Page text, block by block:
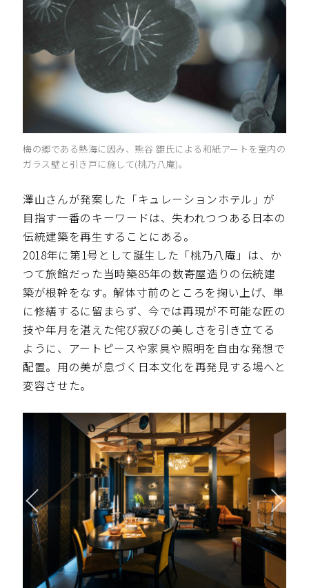
梅の郷である熱海に因み、熊谷 雛氏による和紙アートを室内の
ガラス壁と引き戸に施して(桃乃八庵)。
澤山さんが発案した「キュレーションホテル」が
目指す一番のキーワードは、失われつつある日本の
伝統建築を再生することにある。
2018年に第1号として誕生した「桃乃八庵」は、か
つて旅館だった当時築85年の数寄屋造りの伝統建
築が根幹をなす。解体寸前のところを掬い上げ、単
に修繕するに留まらず、今では再現が不可能な匠の
技や年月を湛えた侘び寂びの美しさを引き立てる
ように、アートピースや家具や照明を自由な発想で
配置。用の美が息づく日本文化を再発見する場へと
変容させた。